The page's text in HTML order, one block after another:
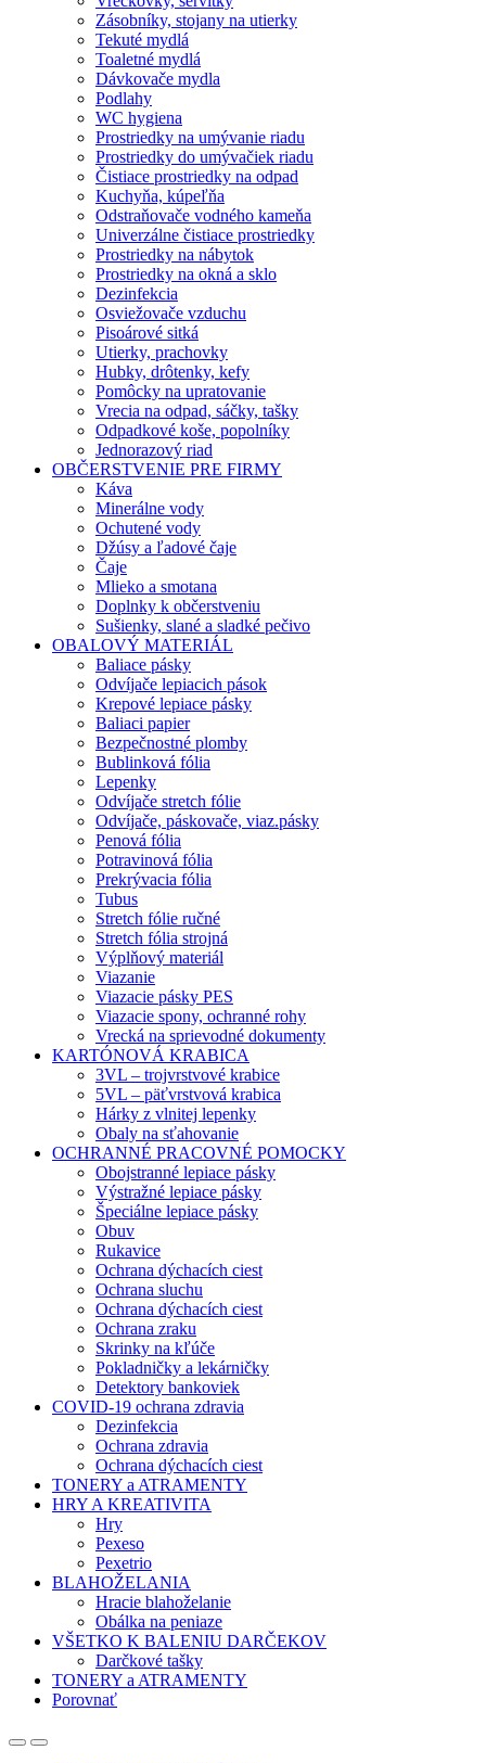
Zásobníky, stojany na utierky
Tekuté mydlá
Toaletné mydlá
Dávkovače mydla
Podlahy
WC hygiena
Prostriedky na umývanie riadu
Prostriedky do umývačiek riadu
Čistiace prostriedky na odpad
Kuchyňa, kúpeľňa
Odstraňovače vodného kameňa
Univerzálne čistiace prostriedky
Prostriedky na nábytok
Prostriedky na okná a sklo
Dezinfekcia
Osviežovače vzduchu
Pisoárové sitká
Utierky, prachovky
Hubky, drôtenky, kefy
Pomôcky na upratovanie
Vrecia na odpad, sáčky, tašky
Odpadkové koše, popolníky
Jednorazový riad
OBČERSTVENIE PRE FIRMY
Káva
Minerálne vody
Ochutené vody
Džúsy a ľadové čaje
Čaje
Mlieko a smotana
Doplnky k občerstveniu
Sušienky, slané a sladké pečivo
OBALOVÝ MATERIÁL
Baliace pásky
Odvíjače lepiacich pások
Krepové lepiace pásky
Baliaci papier
Bezpečnostné plomby
Bublinková fólia
Lepenky
Odvíjače stretch fólie
Odvíjače, páskovače, viaz.pásky
Penová fólia
Potravinová fólia
Prekrývacia fólia
Tubus
Stretch fólie ručné
Stretch fólia strojná
Výplňový materiál
Viazanie
Viazacie pásky PES
Viazacie spony, ochranné rohy
Vrecká na sprievodné dokumenty
KARTÓNOVÁ KRABICA
3VL – trojvrstvové krabice
5VL – päťvrstvová krabica
Hárky z vlnitej lepenky
Obaly na sťahovanie
OCHRANNÉ PRACOVNÉ POMOCKY
Obojstranné lepiace pásky
Výstražné lepiace pásky
Špeciálne lepiace pásky
Obuv
Rukavice
Ochrana dýchacích ciest
Ochrana sluchu
Ochrana dýchacích ciest
Ochrana zraku
Skrinky na kľúče
Pokladničky a lekárničky
Detektory bankoviek
COVID-19 ochrana zdravia
Dezinfekcia
Ochrana zdravia
Ochrana dýchacích ciest
TONERY a ATRAMENTY
HRY A KREATIVITA
Hry
Pexeso
Pexetrio
BLAHOŽELANIA
Hracie blahoželanie
Obálka na peniaze
VŠETKO K BALENIU DARČEKOV
Darčkové tašky
TONERY a ATRAMENTY
Porovnať
OpenClose